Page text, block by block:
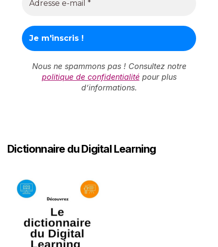
Nous ne spammons pas ! Consultez notre
politique de confidentialitépour plus
d’informations.
Dictionnaire du Digital Learning